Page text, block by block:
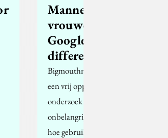
Mannen en
vrouwen 'view
Google
differently'
Bigmouthmedia heeft
een vrij oppervlakkig
onderzoek (maar niet
onbelangrijk?) gedaan
hoe gebruikers naar